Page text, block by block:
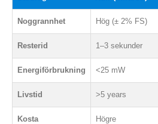
Noggrannhet Hög (± 2% FS)
Resterid 1–3 sekunder
Energiförbrukning <25 mW
Livstid >5 years
Kosta Högre